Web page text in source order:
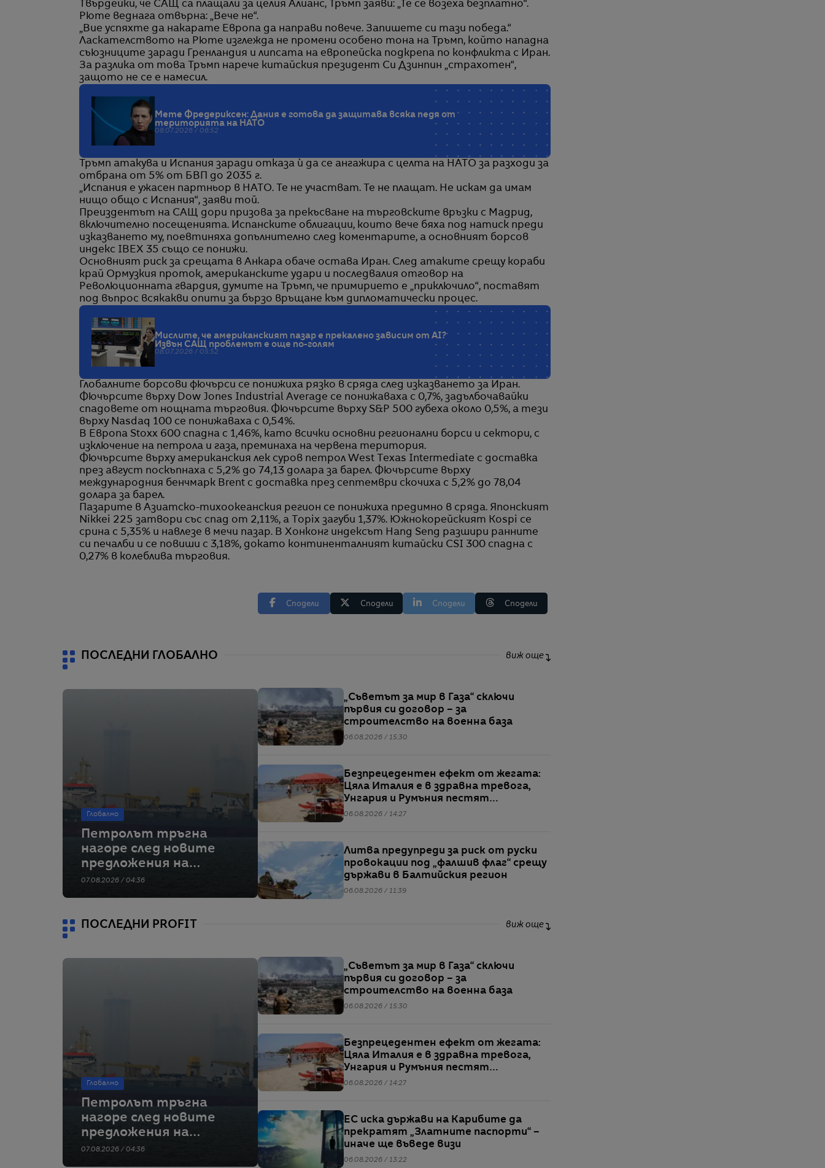
Твърдейки, че САЩ са плащали за целия Алианс, Тръмп заяви: „Те се возеха безплатно“.
Рюте веднага отвърна: „Вече не“.
„Вие успяхте да накарате Европа да направи повече. Запишете си тази победа.“
Ласкателството на Рюте изглежда не промени особено тона на Тръмп, който нападна
съюзниците заради Гренландия и липсата на европейска подкрепа по конфликта с Иран.
За разлика от това Тръмп нарече китайския президент Си Дзинпин „страхотен“,
защото не се е намесил.
Мете Фредериксен: Дания е готова да защитава всяка педя от
територията на НАТО
08.07.2026 / 06:52
Тръмп атакува и Испания заради отказа ѝ да се ангажира с целта на НАТО за разходи за
отбрана от 5% от БВП до 2035 г.
„Испания е ужасен партньор в НАТО. Те не участват. Те не плащат. Не искам да имам
нищо общо с Испания“, заяви той.
Преиздентът на САЩ дори призова за прекъсване на търговските връзки с Мадрид,
включително посещенията. Испанските облигации, които вече бяха под натиск преди
изказването му, поевтиняха допълнително след коментарите, а основният борсов
индекс IBEX 35 също се понижи.
Основният риск за срещата в Анкара обаче остава Иран. След атаките срещу кораби
край Ормузкия проток, американските удари и последвалия отговор на
Революционната гвардия, думите на Тръмп, че примирието е „приключило“, поставят
под въпрос всякакви опити за бързо връщане към дипломатически процес.
Мислите, че американският пазар е прекалено зависим от AI?
Извън САЩ проблемът е още по-голям
08.07.2026 / 05:52
Глобалните борсови фючърси се понижиха рязко в сряда след изказването за Иран.
Фючърсите върху Dow Jones Industrial Average се понижаваха с 0,7%, задълбочавайки
спадовете от нощната търговия. Фючърсите върху S&P 500 губеха около 0,5%, а тези
върху Nasdaq 100 се понижаваха с 0,54%.
В Европа Stoxx 600 спадна с 1,46%, като всички основни регионални борси и сектори, с
изключение на петрола и газа, преминаха на червена територия.
Фючърсите върху американския лек суров петрол West Texas Intermediate с доставка
през август поскъпнаха с 5,2% до 74,13 долара за барел. Фючърсите върху
международния бенчмарк Brent с доставка през септември скочиха с 5,2% до 78,04
долара за барел.
Пазарите в Азиатско-тихоокеанския регион се понижиха предимно в сряда. Японският
Nikkei 225 затвори със спад от 2,11%, а Topix загуби 1,37%. Южнокорейският Kospi се
срина с 5,35% и навлезе в мечи пазар. В Хонконг индексът Hang Seng разшири ранните
си печалби и се повиши с 3,18%, докато континенталният китайски CSI 300 спадна с
0,27% в колеблива търговия.
Сподели Сподели Сподели Сподели
ПОСЛЕДНИ ГЛОБАЛНО виж още
Глобално
Петролът тръгна
нагоре след новите
предложения на
Иран за Ормузкия
07.08.2026 / 04:36
„Съветът за мир в Газа“ сключи
първия си договор – за
строителство на военна база
06.08.2026 / 15:30
Безпрецедентен ефект от жегата:
Цяла Италия е в здравна тревога,
Унгария и Румъния пестят
електричество
06.08.2026 / 14:27
Литва предупреди за риск от руски
провокации под „фалшив флаг“ срещу
държави в Балтийския регион
06.08.2026 / 11:39
ПОСЛЕДНИ PROFIT виж още
Глобално
Петролът тръгна
нагоре след новите
предложения на
Иран за Ормузкия
07.08.2026 / 04:36
„Съветът за мир в Газа“ сключи
първия си договор – за
строителство на военна база
06.08.2026 / 15:30
Безпрецедентен ефект от жегата:
Цяла Италия е в здравна тревога,
Унгария и Румъния пестят
електричество
06.08.2026 / 14:27
ЕС иска държави на Карибите да
прекратят „Златните паспорти“ –
иначе ще въведе визи
06.08.2026 / 13:22